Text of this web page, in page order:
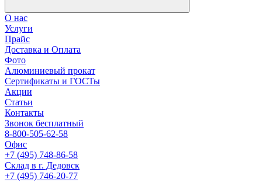
О нас
Услуги
Прайс
Доставка и Оплата
Фото
Алюминиевый прокат
Сертификаты и ГОСТы
Акции
Статьи
Контакты
Звонок бесплатный
8-800-505-62-58
Офис
+7 (495) 748-86-58
Склад в г. Дедовск
+7 (495) 746-20-77